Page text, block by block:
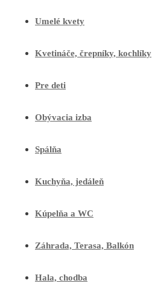
Umelé kvety
Kvetináče, črepníky, kochlíky
Pre deti
Obývacia izba
Spálňa
Kuchyňa, jedáleň
Kúpelňa a WC
Záhrada, Terasa, Balkón
Hala, chodba